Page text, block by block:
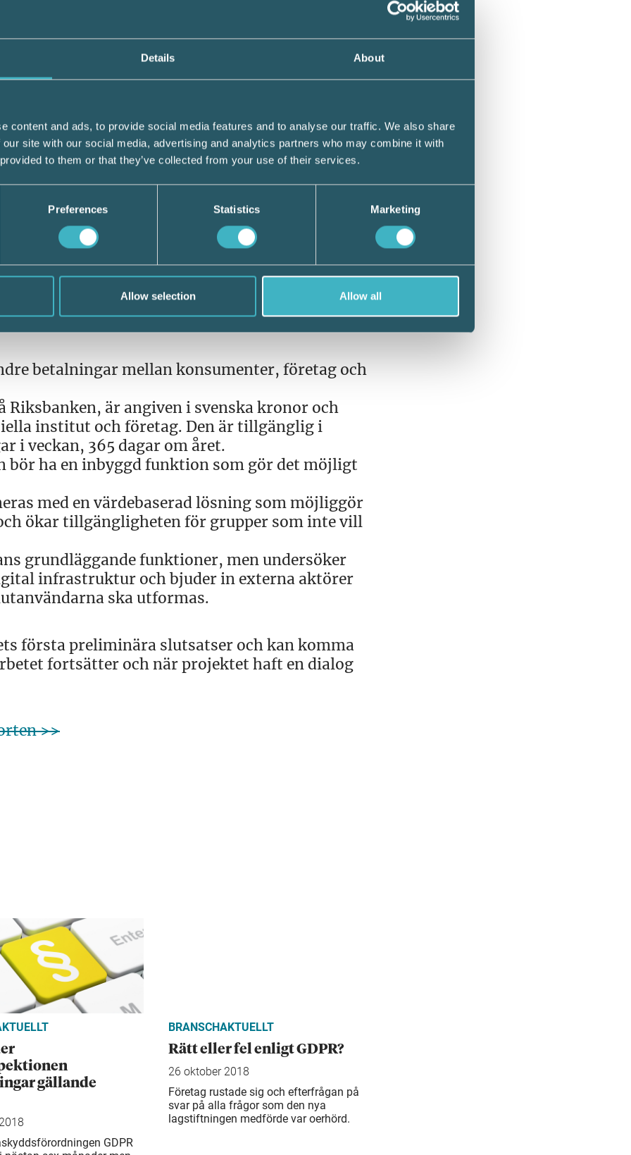
Details About
content and ads, to provide social media features and to analyse our traffic. We also share
site with our social media, advertising and analytics partners who may combine it with
to them or that they’ve collected from your use of their services.
Preferences Statistics Marketing
Allow selection Allow all
från den infrastruktur som dagens
e-kronasystemet vara mer robust vid
för kortbetalningar.
en registerbaserad och en
krona finns tillgodohavandet lagrat centralt på
lösning är mer lik dagens kontanter
eller på ett kort. Bedömningen idag är att en
begränsad utvecklingspotential än en
skulle kunna introduceras snabbare.
modellerna, där en registerbaserad lösning
som främst lämpar sig för mindre
en e-krona för det fall att Riksbankens
en digital centralbankspeng:
betalningar mellan konsumenter, företag och
är angiven i svenska kronor och
institut och företag. Den är tillgänglig i
i veckan, 365 dagar om året.
bör ha en inbyggd funktion som gör det möjligt
med en värdebaserad lösning som möjliggör
ökar tillgängligheten för grupper som inte vill
grundläggande funktioner, men undersöker
infrastruktur och bjuder in externa aktörer
ska utformas.
första preliminära slutsatser och kan komma
fortsätter och när projektet haft en dialog
>>
gällande
GDPR
BRANSCHAKTUELLT
Rätt eller fel enligt GDPR?
26 oktober 2018
Företag rustade sig och efterfrågan på
svar på alla frågor som den nya
lagstiftningen medförde var oerhörd.